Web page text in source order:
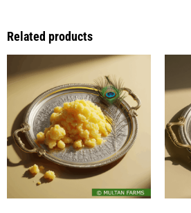
Related products